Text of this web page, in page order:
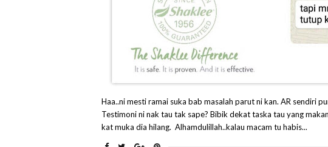
Haa..ni mesti ramai suka bab masalah parut ni kan. AR sendiri
Testimoni ni nak tau tak sape? Bibik dekat taska tau yang
kat muka dia hilang. Alhamdulillah..kalau macam tu habis...